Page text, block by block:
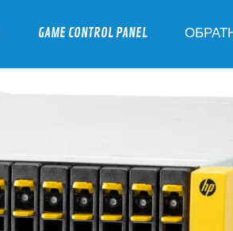
GAME CONTROL PANEL